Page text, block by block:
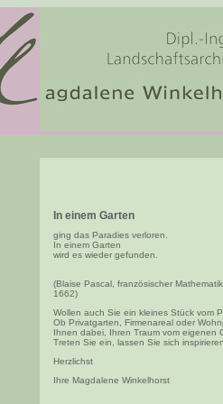
In einem Garten
ging das Paradies verloren.
In einem Garten
wird es wieder gefunden.
(Blaise Pascal, französischer
1662)
Wollen auch Sie ein kleines Stück vom
Ob Privatgarten, Firmenareal oder
Ihnen dabei, Ihren Traum vom eigenen
Treten Sie ein, lassen Sie sich
Herzlichst
Ihre Magdalene Winkelhorst